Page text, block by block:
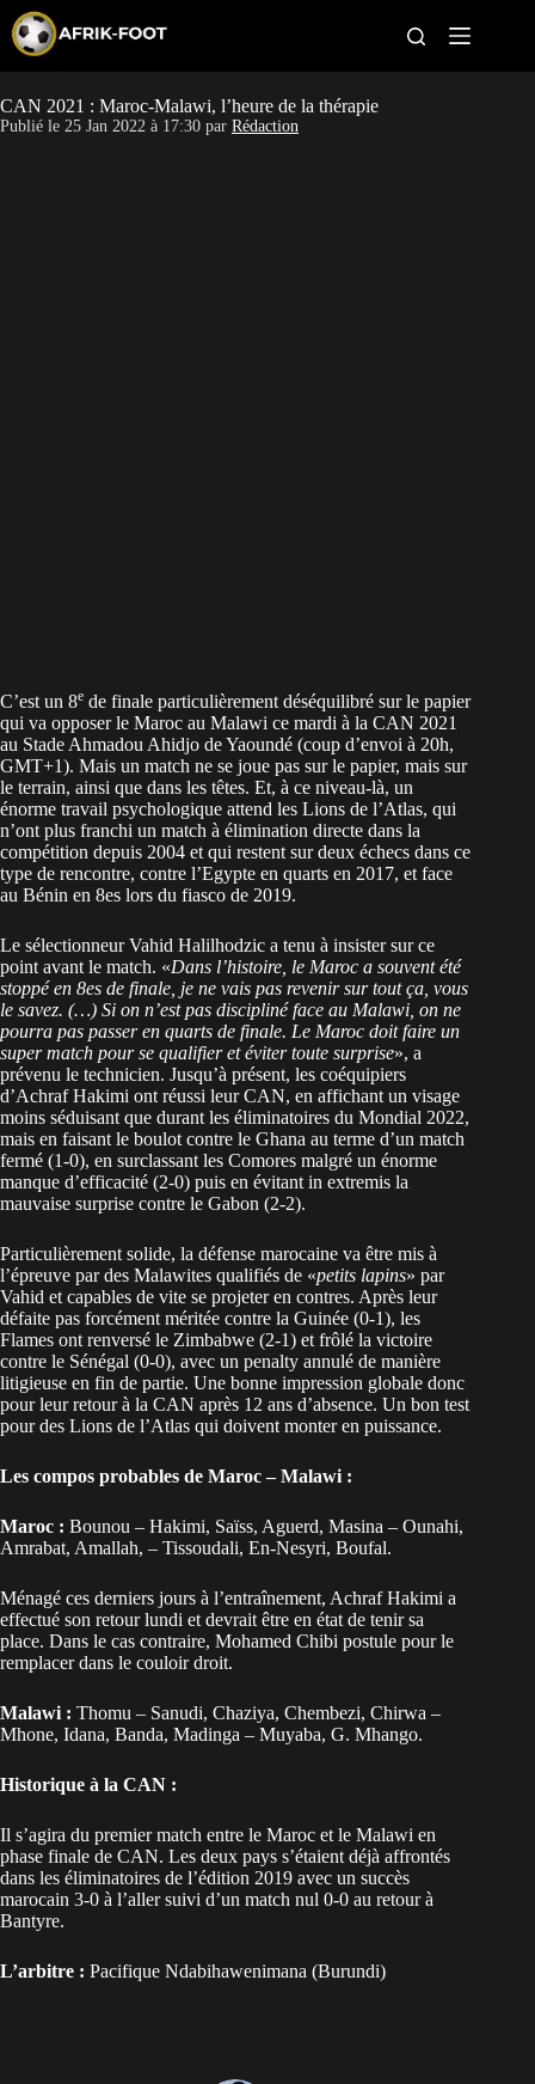
p
o
c
CAN féminine
CAN 2021 : Maroc-Malawi, l’heure de la thérapie
Publié le 25 Jan 2022 à 17:30 par Rédaction
C’est un 8e de finale particulièrement déséquilibré sur le papier
qui va opposer le Maroc au Malawi ce mardi à la CAN 2021
au Stade Ahmadou Ahidjo de Yaoundé (coup d’envoi à 20h,
GMT+1). Mais un match ne se joue pas sur le papier, mais sur
le terrain, ainsi que dans les têtes. Et, à ce niveau-là, un
énorme travail psychologique attend les Lions de l’Atlas, qui
n’ont plus franchi un match à élimination directe dans la
compétition depuis 2004 et qui restent sur deux échecs dans ce
type de rencontre, contre l’Egypte en quarts en 2017, et face
au Bénin en 8es lors du fiasco de 2019.
Le sélectionneur Vahid Halilhodzic a tenu à insister sur ce
point avant le match. «Dans l’histoire, le Maroc a souvent été
stoppé en 8es de finale, je ne vais pas revenir sur tout ça, vous
le savez. (…) Si on n’est pas discipliné face au Malawi, on ne
pourra pas passer en quarts de finale. Le Maroc doit faire un
super match pour se qualifier et éviter toute surprise», a
prévenu le technicien. Jusqu’à présent, les coéquipiers
d’Achraf Hakimi ont réussi leur CAN, en affichant un visage
moins séduisant que durant les éliminatoires du Mondial 2022,
mais en faisant le boulot contre le Ghana au terme d’un match
fermé (1-0), en surclassant les Comores malgré un énorme
manque d’efficacité (2-0) puis en évitant in extremis la
mauvaise surprise contre le Gabon (2-2).
Particulièrement solide, la défense marocaine va être mis à
l’épreuve par des Malawites qualifiés de «petits lapins» par
Vahid et capables de vite se projeter en contres. Après leur
défaite pas forcément méritée contre la Guinée (0-1), les
Flames ont renversé le Zimbabwe (2-1) et frôlé la victoire
contre le Sénégal (0-0), avec un penalty annulé de manière
litigieuse en fin de partie. Une bonne impression globale donc
pour leur retour à la CAN après 12 ans d’absence. Un bon test
pour des Lions de l’Atlas qui doivent monter en puissance.
Les compos probables de Maroc – Malawi :
Maroc : Bounou – Hakimi, Saïss, Aguerd, Masina – Ounahi,
Amrabat, Amallah, – Tissoudali, En-Nesyri, Boufal.
Ménagé ces derniers jours à l’entraînement, Achraf Hakimi a
effectué son retour lundi et devrait être en état de tenir sa
place. Dans le cas contraire, Mohamed Chibi postule pour le
remplacer dans le couloir droit.
Malawi : Thomu – Sanudi, Chaziya, Chembezi, Chirwa –
Mhone, Idana, Banda, Madinga – Muyaba, G. Mhango.
Historique à la CAN :
Il s’agira du premier match entre le Maroc et le Malawi en
phase finale de CAN. Les deux pays s’étaient déjà affrontés
dans les éliminatoires de l’édition 2019 avec un succès
marocain 3-0 à l’aller suivi d’un match nul 0-0 au retour à
Bantyre.
L’arbitre : Pacifique Ndabihawenimana (Burundi)